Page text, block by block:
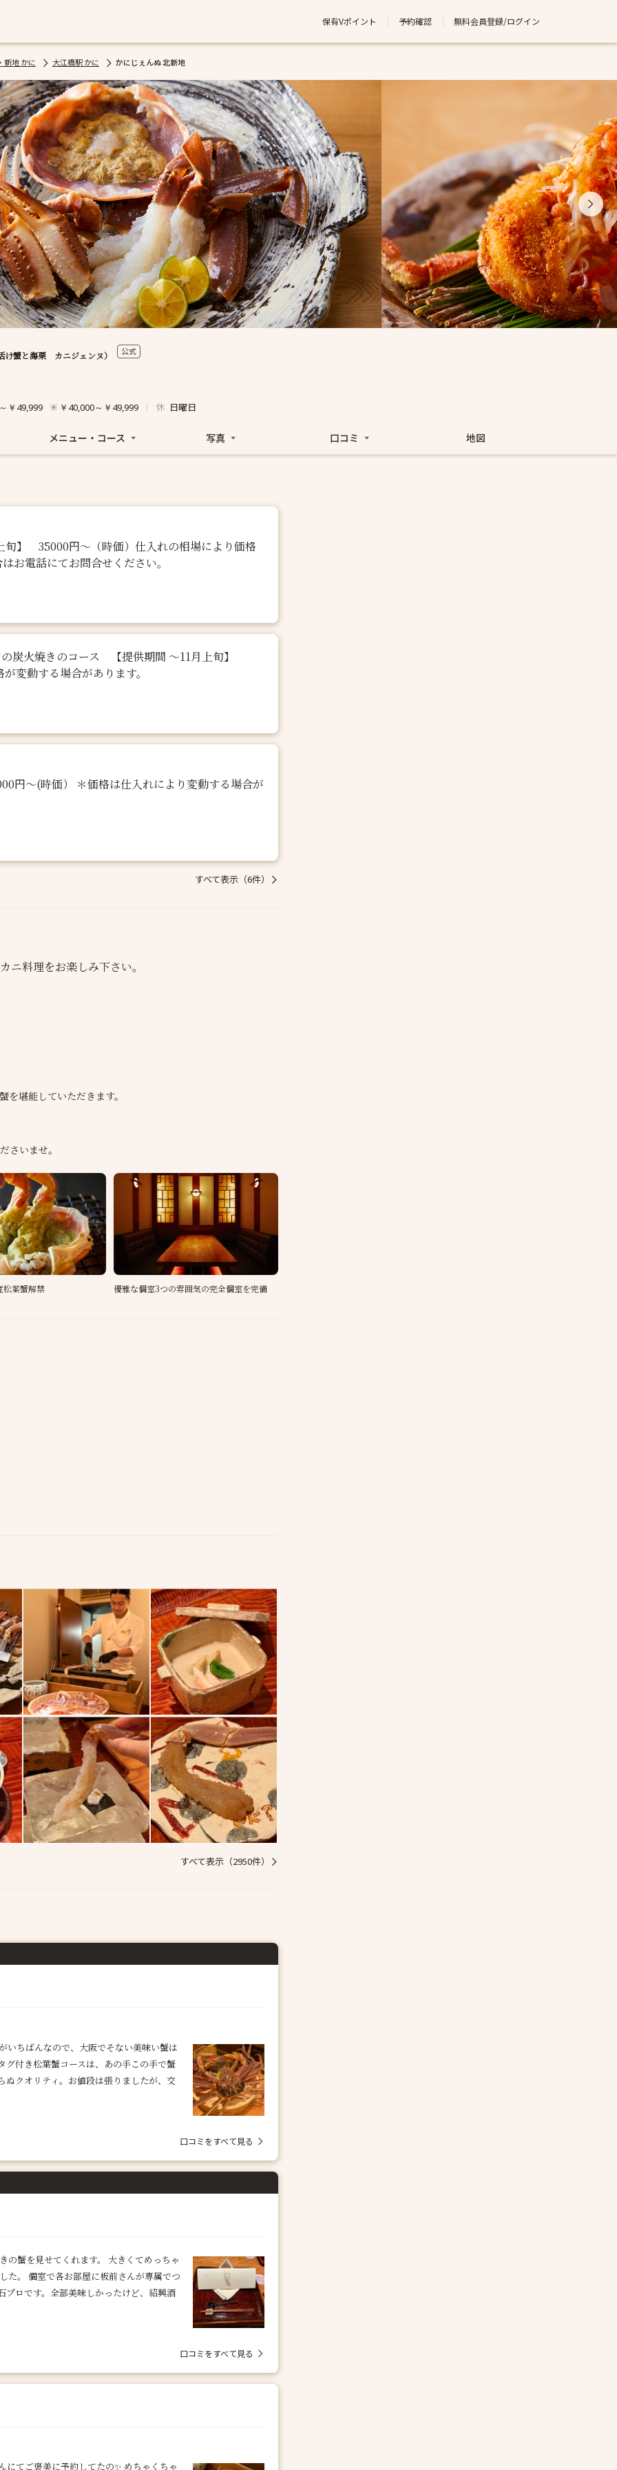
保有Vポイント 予約確認 無料会員登録/ログイン
新地 かに 大江橋駅 かに かにじぇんぬ 北新地
け蟹と海栗 カニジェンヌ） 公式
￥49,999 ￥40,000～￥49,999 休 日曜日
メニュー・コース 写真 口コミ 地図
】 35000円～（時価）仕入れの相場により価格
お電話にてお問合せください。
炭火焼きのコース 【提供期間 ～11月上旬】
変動する場合があります。
円〜(時価） ＊価格は仕入れにより変動する場合が
すべて表示（6件）
ニ料理をお楽しみ下さい。
堪能していただきます。
さいませ。
松葉蟹解禁 優雅な個室3つの雰囲気の完全個室を完備
すべて表示（2950件）
いちばんなので、大阪でそない美味い蟹は
付き松葉蟹コースは、あの手この手で蟹
クオリティ。お値段は張りましたが、交
口コミをすべて見る
の蟹を見せてくれます。 大きくてめっちゃ
た。 個室で各お部屋に板前さんが専属でつ
ロです。全部美味しかったけど、紹興酒
口コミをすべて見る
てご褒美に予約してたの✨ めちゃくちゃ